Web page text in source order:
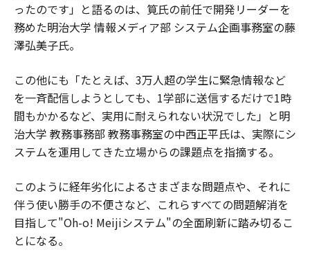
ったのです」と語るのは、筧氏の前任で開発リーダーを
務めた明治大学 情報メディア部 システム企画事務室の藤
澤弘美子氏。
この他にも「たとえば、3万人超の学生に緊急情報など
を一斉配信しようとしても、1学部に送信するだけで1時
間もかかるなど、実用に耐えられない状況でした」と明
治大学 教務事務部 教務事務室の中西正平氏は、実際にシ
ステムを運用してきた立場からの課題点を指摘する。
このように経年劣化によるさまざまな問題点や、それに
伴う使い勝手の不便さなど、これらすべての問題解消を
目指して"Oh-o! Meijiシステム"の全面刷新に踏み切るこ
とになる。